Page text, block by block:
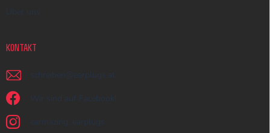
Über uns
KONTAKT
schreiben @ earplugs.at
Wir sind auf Facebook!
earmazing_earplugs